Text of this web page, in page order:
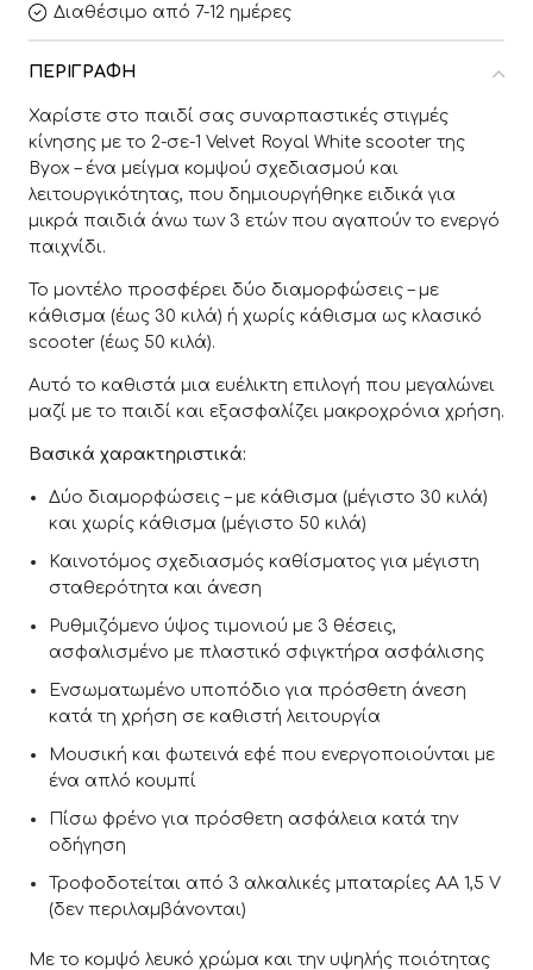
Διαθέσιμο από 7-12 ημέρες
ΠΕΡΙΓΡΑΦΉ
Χαρίστε στο παιδί σας συναρπαστικές στιγμές
κίνησης με το 2-σε-1 Velvet Royal White scooter της
Byox – ένα μείγμα κομψού σχεδιασμού και
λειτουργικότητας, που δημιουργήθηκε ειδικά για
μικρά παιδιά άνω των 3 ετών που αγαπούν το ενεργό
παιχνίδι.
Το μοντέλο προσφέρει δύο διαμορφώσεις – με
κάθισμα (έως 30 κιλά) ή χωρίς κάθισμα ως κλασικό
scooter (έως 50 κιλά).
Αυτό το καθιστά μια ευέλικτη επιλογή που μεγαλώνει
μαζί με το παιδί και εξασφαλίζει μακροχρόνια χρήση.
Βασικά χαρακτηριστικά:
Δύο διαμορφώσεις – με κάθισμα (μέγιστο 30 κιλά)
και χωρίς κάθισμα (μέγιστο 50 κιλά)
Καινοτόμος σχεδιασμός καθίσματος για μέγιστη
σταθερότητα και άνεση
Ρυθμιζόμενο ύψος τιμονιού με 3 θέσεις,
ασφαλισμένο με πλαστικό σφιγκτήρα ασφάλισης
Ενσωματωμένο υποπόδιο για πρόσθετη άνεση
κατά τη χρήση σε καθιστή λειτουργία
Μουσική και φωτεινά εφέ που ενεργοποιούνται με
ένα απλό κουμπί
Πίσω φρένο για πρόσθετη ασφάλεια κατά την
οδήγηση
Τροφοδοτείται από 3 αλκαλικές μπαταρίες AA 1,5 V
(δεν περιλαμβάνονται)
Με το κομψό λευκό χρώμα και την υψηλής ποιότητας